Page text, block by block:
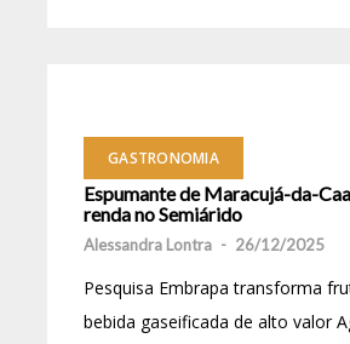
GASTRONOMIA
Espumante de Maracujá-da-
renda no Semiárido
Alessandra Lontra - 26/12/2025
Pesquisa Embrapa transforma
bebida gaseificada de alto valor